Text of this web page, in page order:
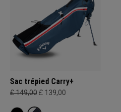
Sac trépied Carry+
£ 149,00 £ 139,00